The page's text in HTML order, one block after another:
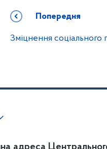
Попередня
Зміцнення соціального
адреса